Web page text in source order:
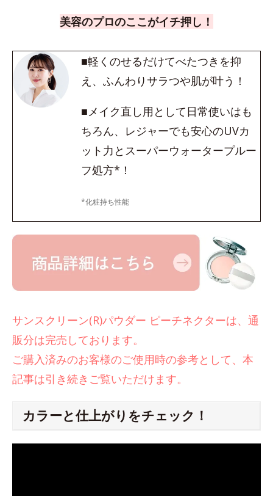
美容のプロのここがイチ押し！
■軽くのせるだけてべたつきを抑
え、ふんわりサラつや肌が叶う！
■メイク直し用として日常使いはも
ちろん、レジャーでも安心のUVカ
ット力とスーパーウォータープルー
フ処方*！
*化粧持ち性能
サンスクリーン(R)パウダー ピーチネクターは、通
販分は完売しております。
ご購入済みのお客様のご使用時の参考として、本
記事は引き続きご覧いただけます。
カラーと仕上がりをチェック！